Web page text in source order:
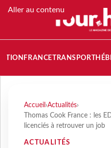
Aller au contenu
FRANCETRANSPORT
Accueil ›Actualités›
Thomas Cook France : les
licenciés à retrouver un job
ACTUALITÉS